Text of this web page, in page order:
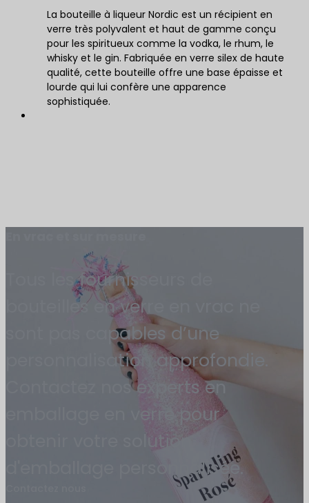
La bouteille à liqueur Nordic est un récipient en
verre très polyvalent et haut de gamme conçu
pour les spiritueux comme la vodka, le rhum, le
whisky et le gin. Fabriquée en verre silex de haute
qualité, cette bouteille offre une base épaisse et
lourde qui lui confère une apparence
sophistiquée.
Tous les fournisseurs de
bouteilles en verre en vrac ne
sont pas capables d’une
personnalisation approfondie.
Contactez nos experts en
emballage en verre pour
obtenir votre solution
d'emballage personnalisée.